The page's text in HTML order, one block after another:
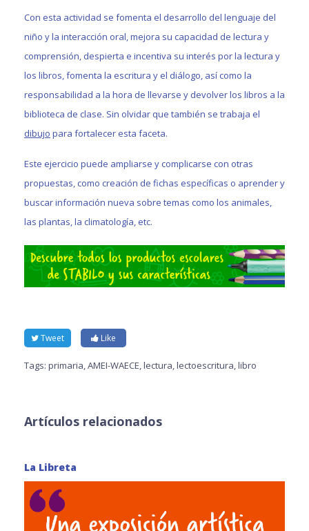
Con esta actividad se fomenta el desarrollo del lenguaje del
niño y la interacción oral, mejora su capacidad de lectura y
comprensión, despierta e incentiva su interés por la lectura y
los libros, fomenta la escritura y el diálogo, así como la
responsabilidad a la hora de llevarse y devolver los libros a la
biblioteca de clase. Sin olvidar que también se trabaja el
dibujo para fortalecer esta faceta.
Este ejercicio puede ampliarse y complicarse con otras
propuestas, como creación de fichas específicas o aprender y
buscar información nueva sobre temas como los animales,
las plantas, la climatología, etc.
Tweet Like
Tags: primaria,AMEI-WAECE,lectura,lectoescritura,libro
Artículos relacionados
La Libreta